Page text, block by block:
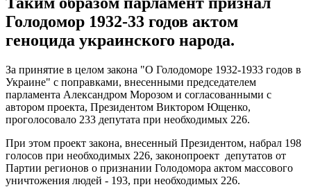
Голодомор 1932-33 годов актом
геноцида украинского народа.
За принятие в целом закона "О Голодоморе 1932-1933 годов в
Украине" с поправками, внесенными председателем
парламента Александром Морозом и согласованными с
автором проекта, Президентом Виктором Ющенко,
проголосовало 233 депутата при необходимых 226.
При этом проект закона, внесенный Президентом, набрал 198
голосов при необходимых 226, законопроект депутатов от
Партии регионов о признании Голодомора актом массового
уничтожения людей - 193, при необходимых 226.